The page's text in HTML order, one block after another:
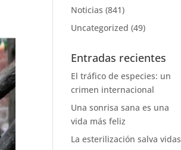
Noticias (841)
Uncategorized (49)
Entradas recientes
El tráfico de especies: un
crimen internacional
Una sonrisa sana es una
vida más feliz
La esterilización salva vidas